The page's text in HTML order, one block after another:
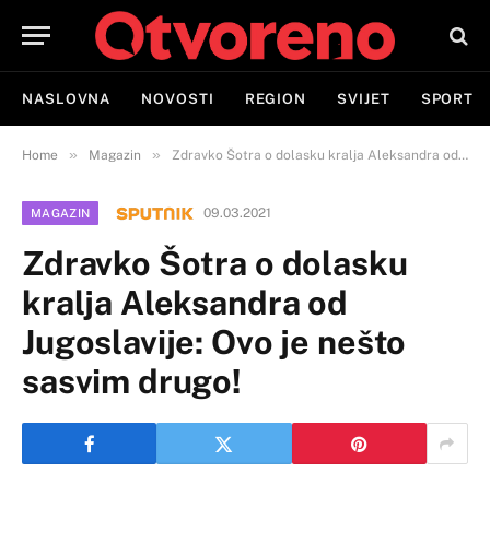
NASLOVNA NOVOSTI REGION SVIJET SPORT
Home » Magazin » Zdravko Šotra o dolasku kralja Aleksandra od Jugoslavije: Ovo je nešto sasvim drugo!
MAGAZIN 09.03.2021
Zdravko Šotra o dolasku
kralja Aleksandra od
Jugoslavije: Ovo je nešto
sasvim drugo!